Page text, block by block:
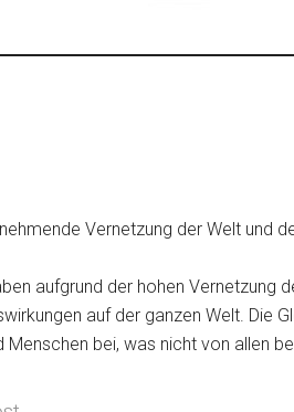
Vernetzung der Welt und
aufgrund der hohen Vernetzung
auf der ganzen Welt. Die
bei, was nicht von allen